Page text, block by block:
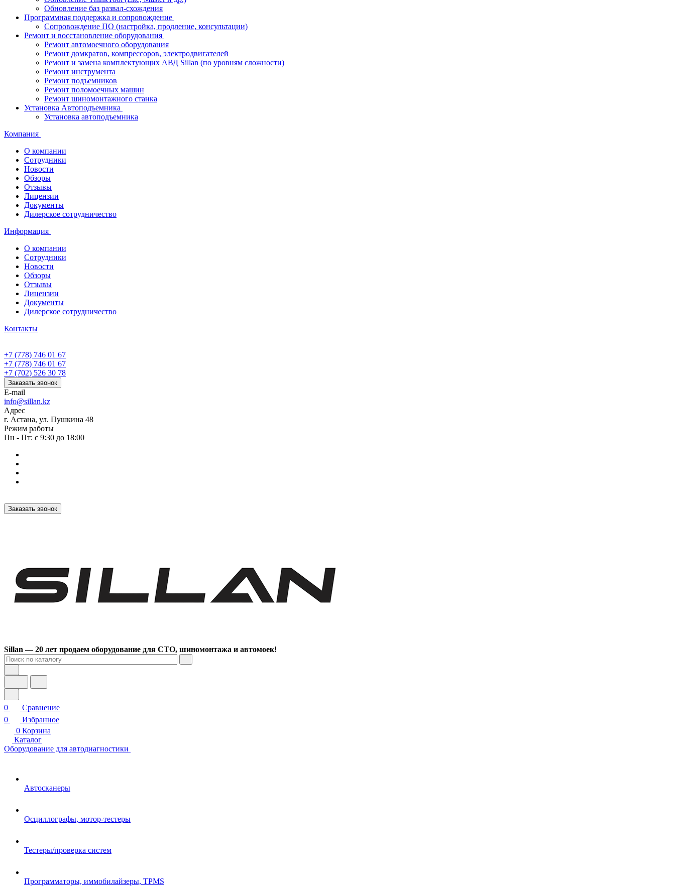
Обновление баз развал-схождения
Программная поддержка и сопровождение
Сопровождение ПО (настройка, продление, консультации)
Ремонт и восстановление оборудования
Ремонт автомоечного оборудования
Ремонт домкратов, компрессоров, электродвигателей
Ремонт и замена комплектующих АВД Sillan (по уровням сложности)
Ремонт инструмента
Ремонт подъемников
Ремонт поломоечных машин
Ремонт шиномонтажного станка
Установка Автоподъемника
Установка автоподъемника
Компания
О компании
Сотрудники
Новости
Обзоры
Отзывы
Лицензии
Документы
Дилерское сотрудничество
Информация
О компании
Сотрудники
Новости
Обзоры
Отзывы
Лицензии
Документы
Дилерское сотрудничество
Контакты
+7 (778) 746 01 67
+7 (778) 746 01 67
+7 (702) 526 30 78
Заказать звонок
E-mail
info@sillan.kz
Адрес
г. Астана, ул. Пушкина 48
Режим работы
Пн - Пт: с 9:30 до 18:00
Заказать звонок
Sillan — 20 лет продаем оборудование для СТО, шиномонтажа и автомоек!
0
Сравнение
0
Избранное
0 Корзина
Каталог
Оборудование для автодиагностики
Автосканеры
Осциллографы, мотор-тестеры
Тестеры/проверка систем
Программаторы, иммобилайзеры, TPMS